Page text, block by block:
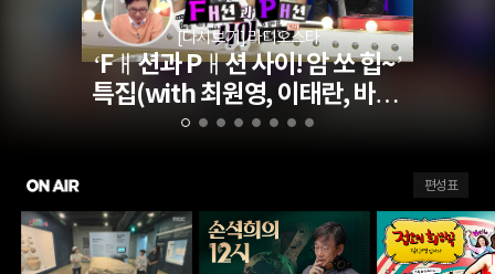
[다시보기] 라디오스타
‘Fㅐ션과 Pㅐ션 사이! 암 쏘 힙~’
특집(with 최원영, 이태란, 바다,
마틴)
편성표